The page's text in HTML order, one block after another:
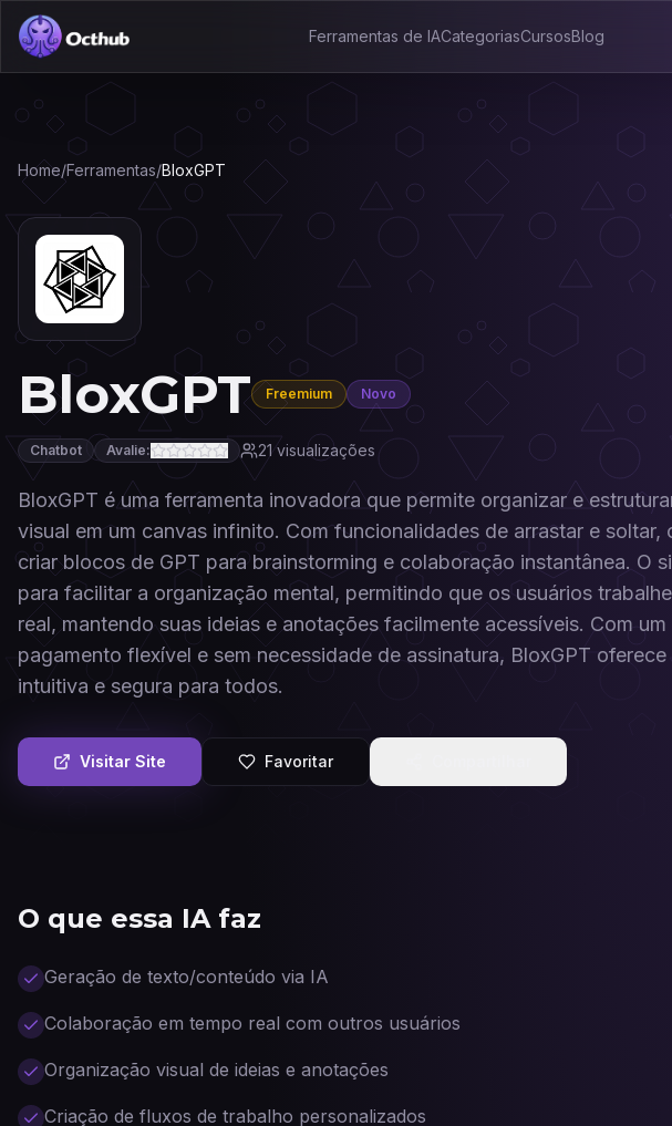
Ferramentas de IACategoriasCursosBlog
Home/Ferramentas/BloxGPT
BloxGPT Freemium Novo
Chatbot Avalie: 21visualizações
BloxGPT é uma ferramenta inovadora que permite organizar e
visual em um canvas infinito. Com funcionalidades de arrastar e soltar,
criar blocos de GPT para brainstorming e colaboração instantânea. O
para facilitar a organização mental, permitindo que os usuários
real, mantendo suas ideias e anotações facilmente acessíveis. Com
pagamento flexível e sem necessidade de assinatura, BloxGPT oferece
intuitiva e segura para todos.
Visitar Site Favoritar
O que essa IA faz
Geração de texto/conteúdo via IA
Colaboração em tempo real com outros usuários
Organização visual de ideias e anotações
Criação de fluxos de trabalho personalizados